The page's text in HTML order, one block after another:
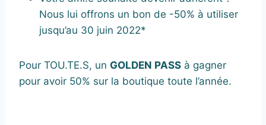
Nous lui offrons un bon de -50% à utiliser
jusqu’au 30 juin 2022*
Pour TOU.TE.S, un GOLDEN PASS à gagner
pour avoir 50% sur la boutique toute l’année.